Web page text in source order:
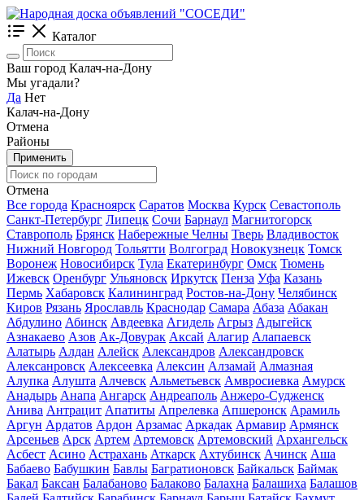
Каталог
Ваш город Калач-на-Дону
Мы угадали?
Да Нет
Калач-на-Дону
Отмена
Районы
Применить
Отмена
Все города Красноярск Саратов Москва Курск Севастополь
Санкт-Петербург Липецк Сочи Барнаул Магнитогорск
Ставрополь Брянск Набережные Челны Тверь Владивосток
Нижний Новгород Тольятти Волгоград Новокузнецк Томск
Воронеж Новосибирск Тула Екатеринбург Омск Тюмень
Ижевск Оренбург Ульяновск Иркутск Пенза Уфа Казань
Пермь Хабаровск Калининград Ростов-на-Дону Челябинск
Киров Рязань Ярославль Краснодар Самара Абаза Абакан
Абдулино Абинск Авдеевка Агидель Агрыз Адыгейск
Азнакаево Азов Ак-Довурак Аксай Алагир Алапаевск
Алатырь Алдан Алейск Александров Александровск
Алексанровск Алексеевка Алексин Алзамай Алмазная
Алупка Алушта Алчевск Альметьевск Амвросиевка Амурск
Анадырь Анапа Ангарск Андреаполь Анжеро-Судженск
Анива Антрацит Апатиты Апрелевка Апшеронск Арамиль
Аргун Ардатов Ардон Арзамас Аркадак Армавир Армянск
Арсеньев Арск Артем Артемовск Артемовский Архангельск
Асбест Асино Астрахань Аткарск Ахтубинск Ачинск Аша
Бабаево Бабушкин Бавлы Багратионовск Байкальск Баймак
Бакал Баксан Балабаново Балаково Балахна Балашиха Балашов